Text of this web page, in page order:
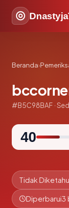
Beranda›
#B5C98BAF ·
40
Tidak
Diperbarui3